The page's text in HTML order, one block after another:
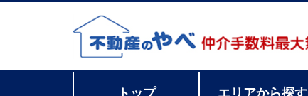
トップ エリアから探す